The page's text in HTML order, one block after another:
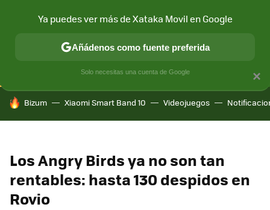
CONECTIVIDAD MÓVIL Y SOCIEDAD APLICACIONES
HOY SE HABLA DE
Bizum Xiaomi Smart Band 10 Videojuegos
Los Angry Birds ya no son tan
rentables: hasta 130 despidos en
Rovio
×
Ya puedes ver más de Xataka Movil en Google
Añádenos como fuente preferida
Solo necesitas una cuenta de Google